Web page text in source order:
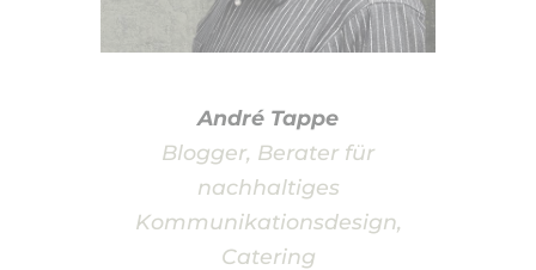
André Tappe
Blogger, Berater für
nachhaltiges
Kommunikationsdesign,
Catering